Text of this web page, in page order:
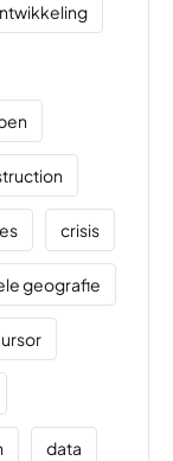
crisis
geografie
data